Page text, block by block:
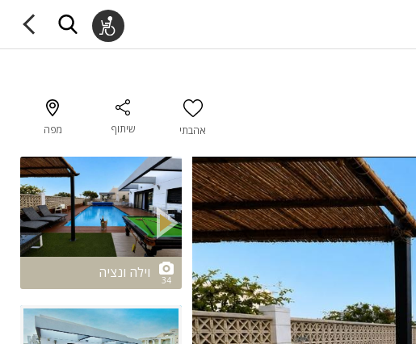
אהבתי שיתוף מפה
2/34
34 וילה ונציה